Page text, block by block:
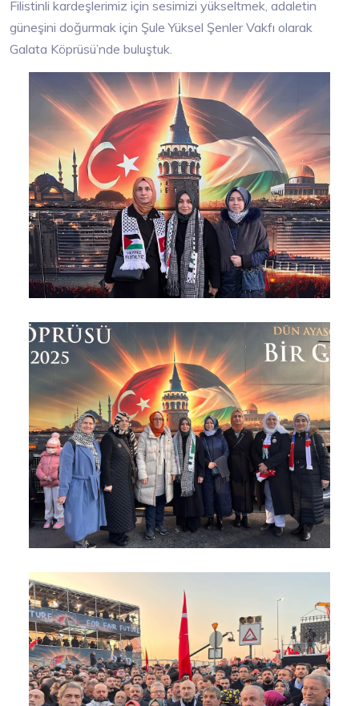
Filistinli kardeşlerimiz için sesimizi yükseltmek, adaletin
güneşini doğurmak için Şule Yüksel Şenler Vakfı olarak
Galata Köprüsü’nde buluştuk.